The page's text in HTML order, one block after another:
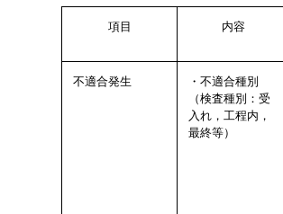
項目 内容
不適合発生
・不適合種別
（検査種別：受
入れ，工程内，
最終等）